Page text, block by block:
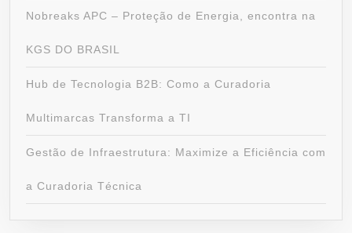
Nobreaks APC – Proteção de Energia, encontra na
KGS DO BRASIL
Hub de Tecnologia B2B: Como a Curadoria
Multimarcas Transforma a TI
Gestão de Infraestrutura: Maximize a Eficiência com
a Curadoria Técnica